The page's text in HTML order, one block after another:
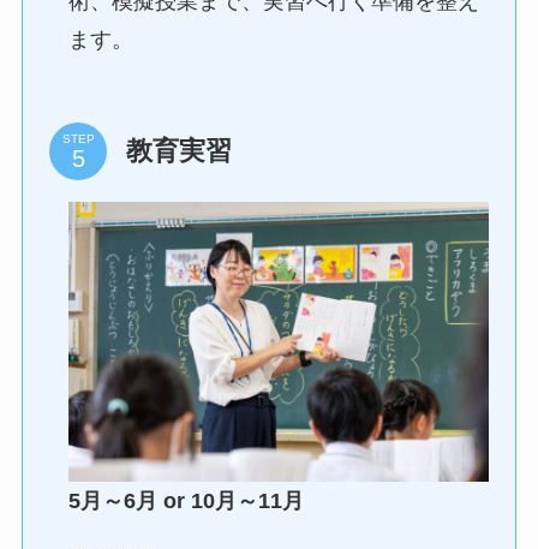
ます。
STEP 教育実習
5月～6月 or 10月～11月